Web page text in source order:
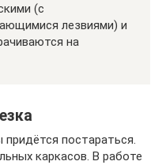
(с
лезвиями) и
на
постараться.
каркасов. В работе